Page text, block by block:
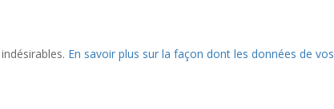
En savoir plus sur la façon dont les données de vos